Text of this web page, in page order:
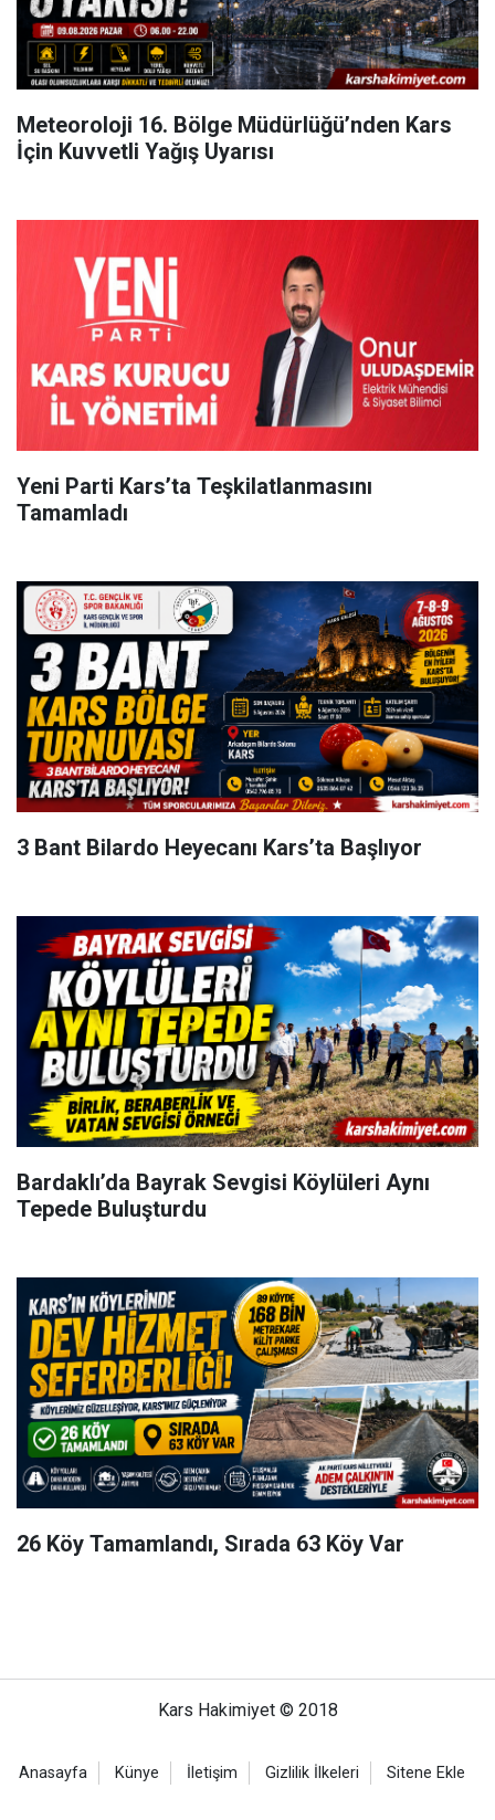
Meteoroloji 16. Bölge Müdürlüğü’nden Kars
İçin Kuvvetli Yağış Uyarısı
Yeni Parti Kars’ta Teşkilatlanmasını
Tamamladı
3 Bant Bilardo Heyecanı Kars’ta Başlıyor
Bardaklı’da Bayrak Sevgisi Köylüleri Aynı
Tepede Buluşturdu
26 Köy Tamamlandı, Sırada 63 Köy Var
Kars Hakimiyet © 2018
Anasayfa Künye İletişim Gizlilik İlkeleri Sitene Ekle